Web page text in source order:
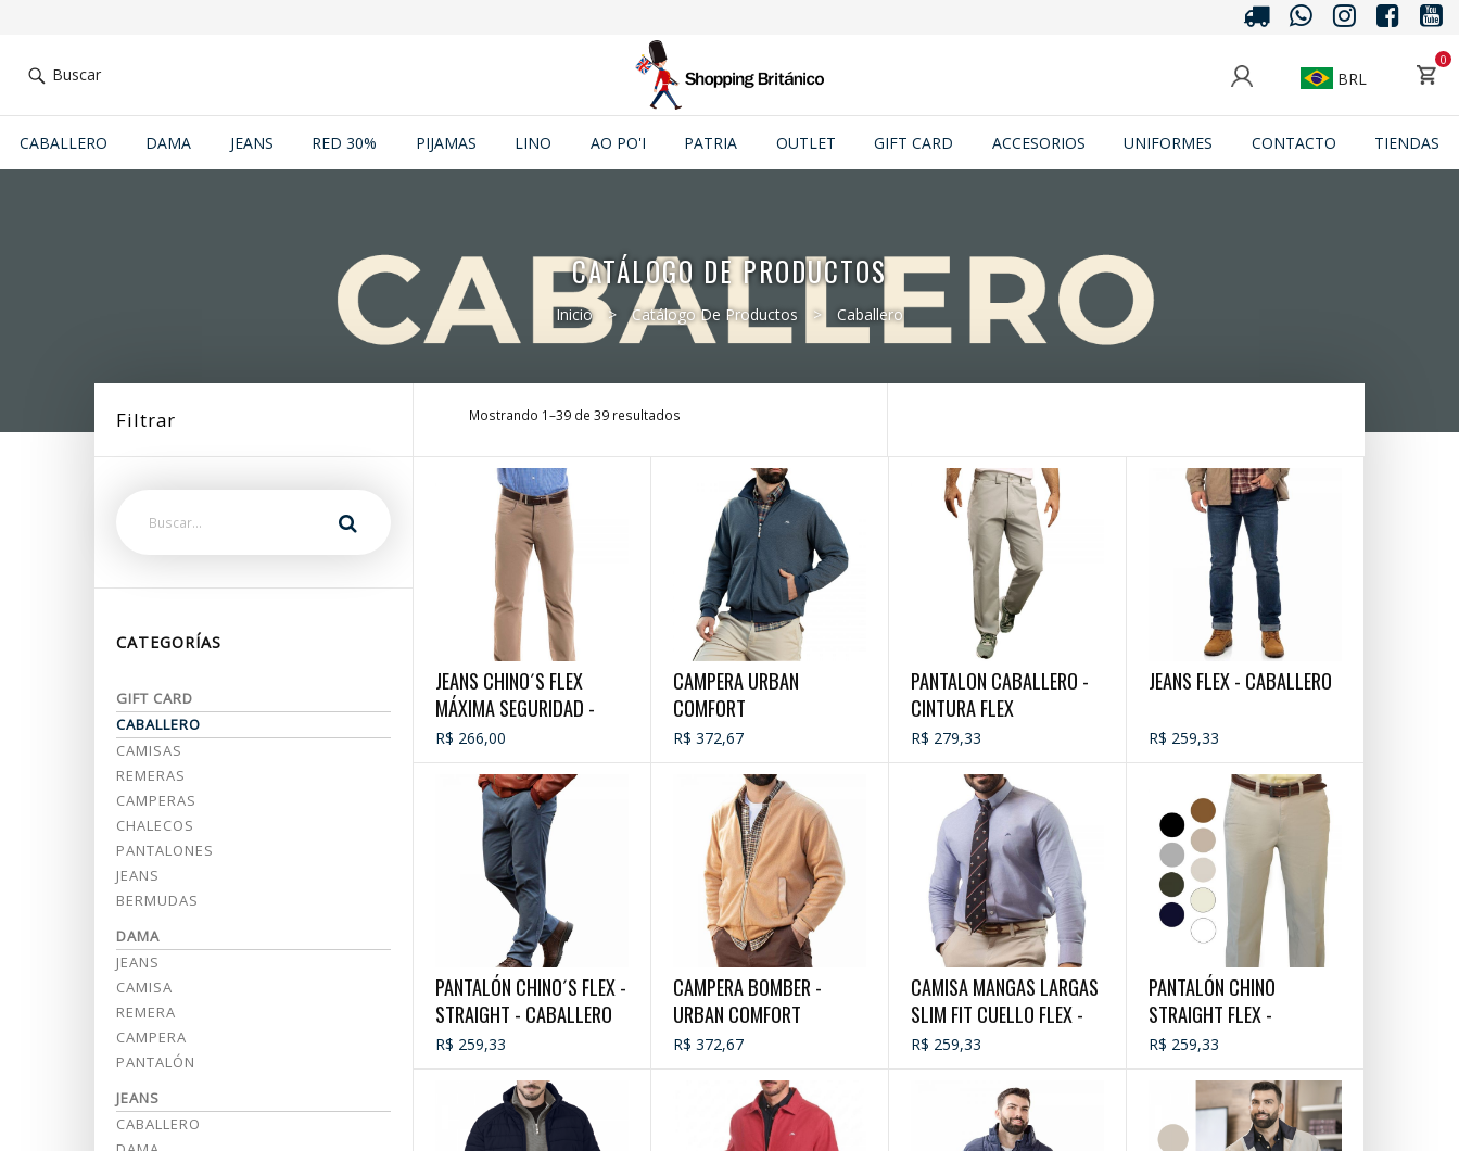
Buscar BRL
0
CABALLERO DAMA JEANS RED 30% PIJAMAS LINO AO PO'I PATRIA OUTLET GIFT CARD ACCESORIOS UNIFORMES CONTACTO TIENDAS
CATÁLOGO DE PRODUCTOS
Inicio > Catálogo De Productos > Caballero
Filtrar
CATEGORÍAS
GIFT CARD
CABALLERO
CAMISAS
REMERAS
CAMPERAS
CHALECOS
PANTALONES
JEANS
BERMUDAS
DAMA
JEANS
CAMISA
REMERA
CAMPERA
PANTALÓN
JEANS
CABALLERO
Mostrando 1–39 de 39 resultados
JEANS CHINO´S FLEX
MÁXIMA SEGURIDAD -
CABALLERO
R$ 266,00
CAMPERA URBAN
COMFORT
R$ 372,67
PANTALON CABALLERO -
CINTURA FLEX
R$ 279,33
JEANS FLEX - CABALLERO
R$ 259,33
PANTALÓN CHINO´S FLEX -
STRAIGHT - CABALLERO
R$ 259,33
CAMPERA BOMBER -
URBAN COMFORT
R$ 372,67
CAMISA MANGAS LARGAS
SLIM FIT CUELLO FLEX -
CABALLERO
R$ 259,33
PANTALÓN CHINO
STRAIGHT FLEX -
CABALLERO
R$ 259,33